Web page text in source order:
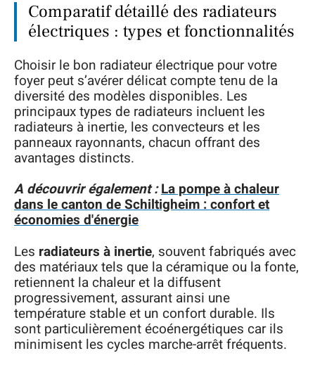
Comparatif détaillé des radiateurs
électriques : types et fonctionnalités
Choisir le bon radiateur électrique pour votre
foyer peut s’avérer délicat compte tenu de la
diversité des modèles disponibles. Les
principaux types de radiateurs incluent les
radiateurs à inertie, les convecteurs et les
panneaux rayonnants, chacun offrant des
avantages distincts.
A découvrir également :La pompe à chaleur
dans le canton de Schiltigheim : confort et
économies d'énergie
Les radiateurs à inertie, souvent fabriqués avec
des matériaux tels que la céramique ou la fonte,
retiennent la chaleur et la diffusent
progressivement, assurant ainsi une
température stable et un confort durable. Ils
sont particulièrement écoénergétiques car ils
minimisent les cycles marche-arrêt fréquents.